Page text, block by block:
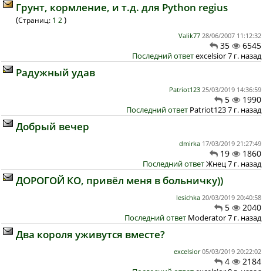
Грунт, кормление, и т.д. для Python regius
(Страниц: 1 2 )
Valik77 28/06/2007 11:12:32
35 6545
Последний ответexcelsior 7 г. назад
Радужный удав
Patriot123 25/03/2019 14:36:59
5 1990
Последний ответ Patriot123 7 г. назад
Добрый вечер
dmirka 17/03/2019 21:27:49
19 1860
Последний ответЖнец 7 г. назад
ДОРОГОЙ КО, привёл меня в больничку))
lesichka 20/03/2019 20:40:58
5 2040
Последний ответ Moderator 7 г. назад
Два короля уживутся вместе?
excelsior 05/03/2019 20:22:02
4 2184